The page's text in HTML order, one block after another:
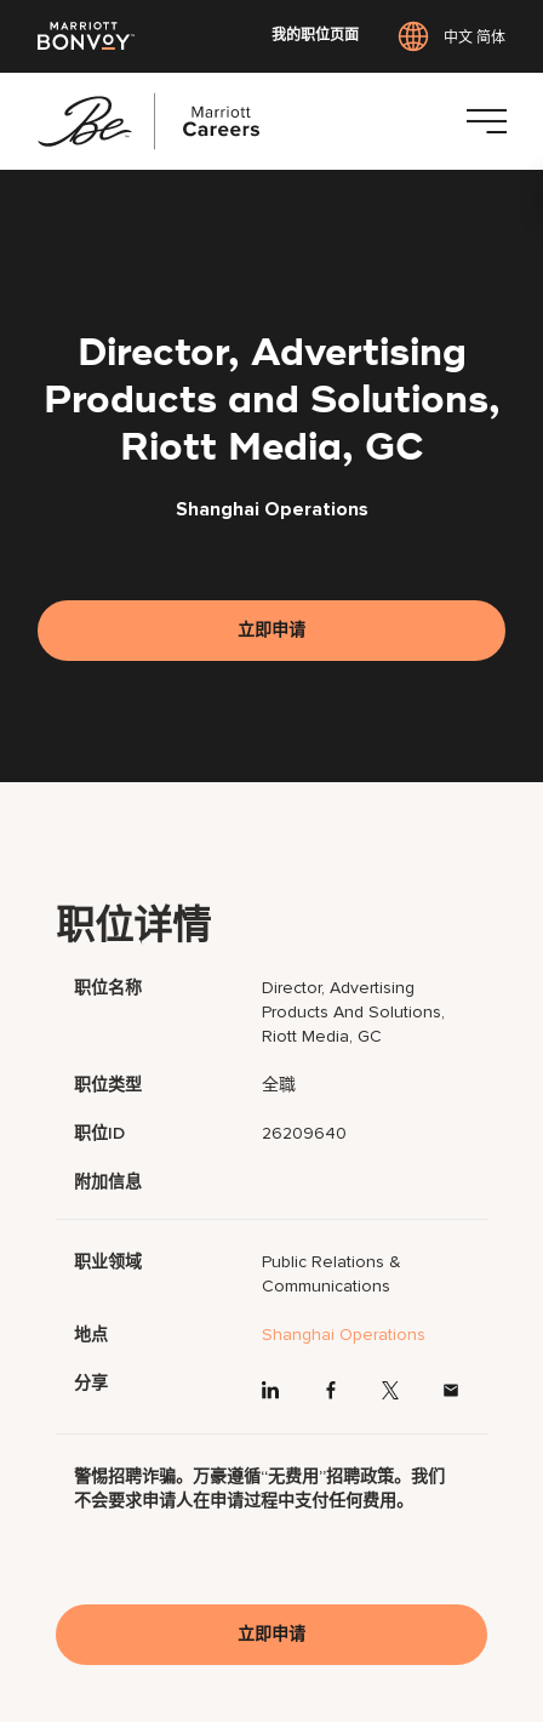
我的职位页面 中文 简体
Director, Advertising
Products and Solutions,
Riott Media, GC
Shanghai Operations
立即申请
职位详情
职位名称
Director, Advertising
Products And Solutions,
Riott Media, GC
职位类型 全職
职位ID 26209640
附加信息
职业领域
Public Relations &
Communications
地点 Shanghai Operations
分享
警惕招聘诈骗。万豪遵循“无费用”招聘政策。我们
不会要求申请人在申请过程中支付任何费用。
立即申请